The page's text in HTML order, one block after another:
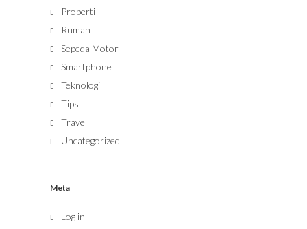
Properti
Rumah
Sepeda Motor
Smartphone
Teknologi
Tips
Travel
Uncategorized
Meta
Log in